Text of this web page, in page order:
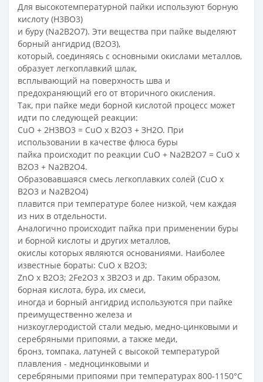
Для высокотемпературной пайки используют борную
кислоту (Н3ВО3)
и буру (Na2B2O7). Эти вещества при пайке выделяют
борный ангидрид (В2О3),
который, соединяясь с основными окислами металлов,
образует легкоплавкий шлак,
всплывающий на поверхность шва и
предохраняющий его от вторичного окисления.
Так, при пайке меди борной кислотой процесс может
идти по следующей реакции:
СuО + 2Н3ВО3 = СuО x В2О3 + ЗH2O. При
использовании в качестве флюса буры
пайка происходит по реакции CuO + Na2B2O7 = СuО x
В2О3 + Na2B2O4.
Образовавшаяся смесь легкоплавких солей (СuО x
В2О3 и Na2B2O4)
плавится при температуре более низкой, чем каждая
из них в отдельности.
Аналогично происходит пайка при применении буры
и борной кислоты и других металлов,
окислы которых являются основаниями. Наиболее
известные бораты: CuO x В2О3;
ZnO x В2О3; 2Fe2O3 x 3В2О3 и др. Таким образом,
борная кислота, бура, их смеси,
иногда и борный ангидрид используются при пайке
преимущественно железа и
низкоуглеродистой стали медью, медно-цинковыми и
серебряными припоями, а также меди,
бронз, томпака, латуней с высокой температурой
плавления - медноцинковыми и
серебряными припоями при температурах 800-1150°C